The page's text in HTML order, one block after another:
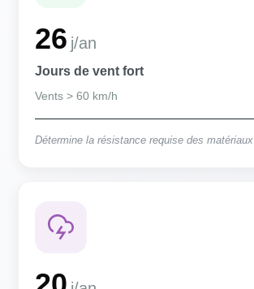
26 j/an
Jours de vent fort
Vents > 60 km/h
Détermine la résistance requise des matériaux